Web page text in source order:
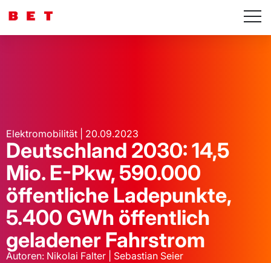
Elektromobilität | 20.09.2023
Deutschland 2030: 14,5
Mio. E-Pkw, 590.000
öffentliche Ladepunkte,
5.400 GWh öffentlich
geladener Fahrstrom
Autoren: Nikolai Falter | Sebastian Seier